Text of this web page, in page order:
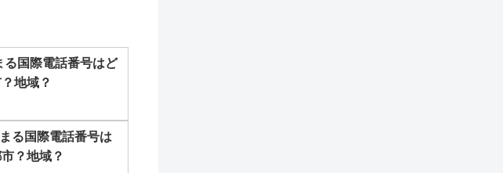
る国際電話番号はど
地域？
る国際電話番号は
？地域？